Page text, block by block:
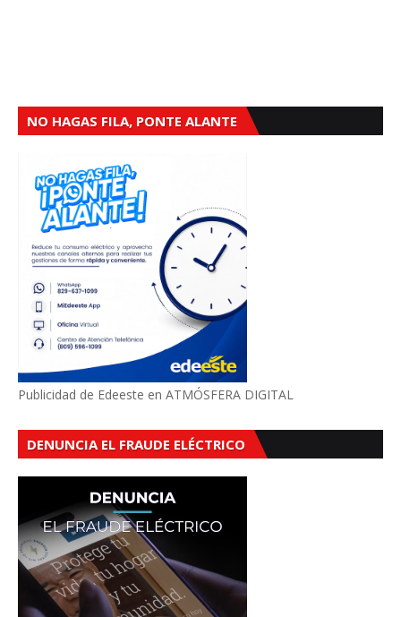
NO HAGAS FILA, PONTE ALANTE
Publicidad de Edeeste en ATMÓSFERA DIGITAL
DENUNCIA EL FRAUDE ELÉCTRICO